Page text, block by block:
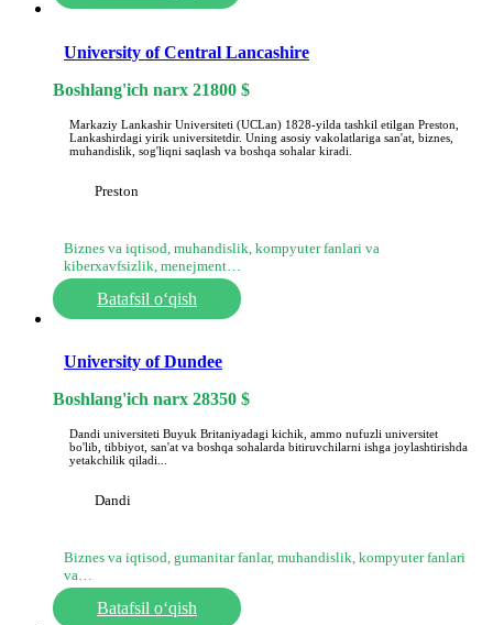
University of Central Lancashire
Boshlang'ich narx 21800 $
Markaziy Lankashir Universiteti (UCLan) 1828-yilda tashkil etilgan Preston,
Lankashirdagi yirik universitetdir. Uning asosiy vakolatlariga san'at, biznes,
muhandislik, sog'liqni saqlash va boshqa sohalar kiradi.
Preston
Biznes va iqtisod, muhandislik, kompyuter fanlari va
kiberxavfsizlik, menejment…
Batafsil o‘qish
University of Dundee
Boshlang'ich narx 28350 $
Dandi universiteti Buyuk Britaniyadagi kichik, ammo nufuzli universitet
bo'lib, tibbiyot, san'at va boshqa sohalarda bitiruvchilarni ishga joylashtirishda
yetakchilik qiladi...
Dandi
Biznes va iqtisod, gumanitar fanlar, muhandislik, kompyuter fanlari
va…
Batafsil o‘qish